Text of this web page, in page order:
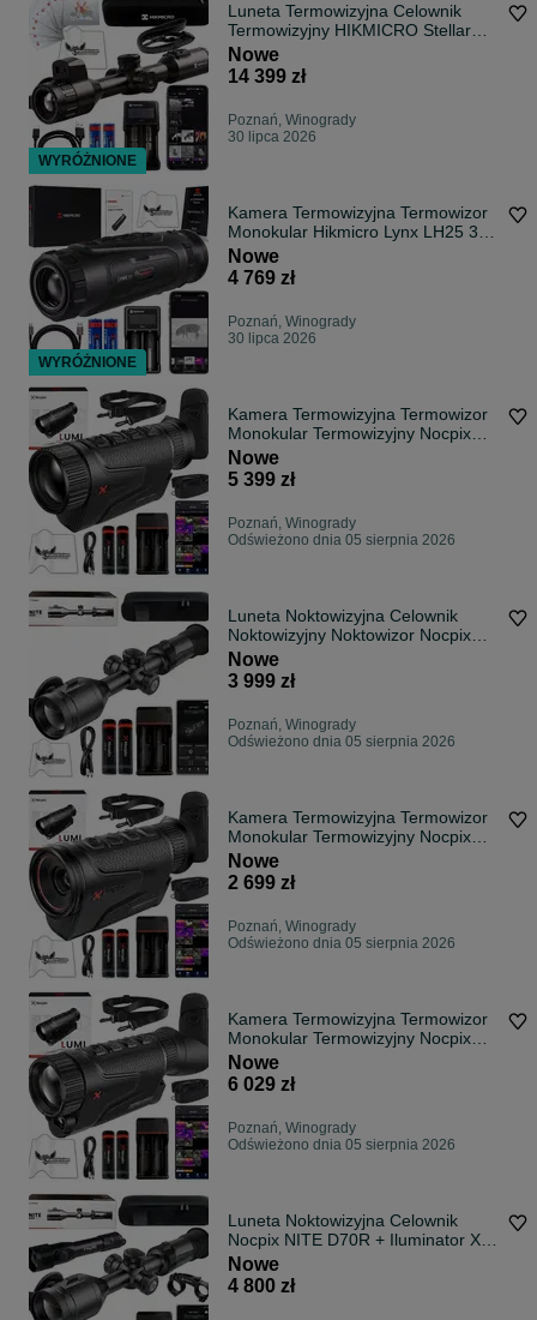
Luneta Termowizyjna Celownik
Termowizyjny HIKMICRO Stellar
SQ35L 3.0
Nowe
14 399 zł
Poznań, Winogrady
30 lipca 2026
Kamera Termowizyjna Termowizor
Monokular Hikmicro Lynx LH25 3.0
/ V3
Nowe
4 769 zł
Poznań, Winogrady
30 lipca 2026
Kamera Termowizyjna Termowizor
Monokular Termowizyjny Nocpix
Lumi L35
Nowe
5 399 zł
Poznań, Winogrady
Odświeżono dnia 05 sierpnia 2026
Luneta Noktowizyjna Celownik
Noktowizyjny Noktowizor Nocpix
NITE D70R
Nowe
3 999 zł
Poznań, Winogrady
Odświeżono dnia 05 sierpnia 2026
Kamera Termowizyjna Termowizor
Monokular Termowizyjny Nocpix
Lumi P13
Nowe
2 699 zł
Poznań, Winogrady
Odświeżono dnia 05 sierpnia 2026
Kamera Termowizyjna Termowizor
Monokular Termowizyjny Nocpix
Lumi L35R
Nowe
6 029 zł
Poznań, Winogrady
Odświeżono dnia 05 sierpnia 2026
Luneta Noktowizyjna Celownik
Nocpix NITE D70R + Iluminator X-
Hog Pro
Nowe
4 800 zł
WYRÓŻNIONE
WYRÓŻNIONE